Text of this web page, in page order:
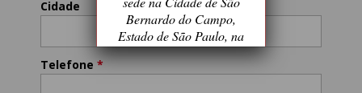
Cidade
Telefone *
Bernardo do Campo,
Estado de São Paulo, na
Rua Carlos Ayres, 542 –